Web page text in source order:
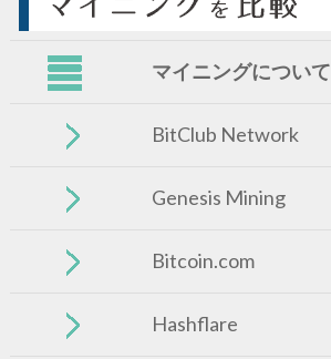
マイニングについて
BitClub Network
Genesis Mining
Bitcoin.com
Hashflare